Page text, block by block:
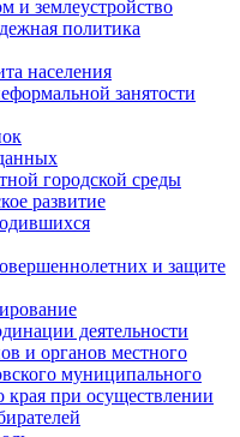
и землеустройство
политика
населения
занятости
городской среды
развитие
и защите
деятельности
и органов местного
муниципального
края при осуществлении